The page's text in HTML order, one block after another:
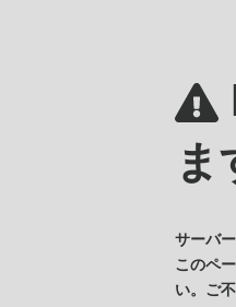
ま
サーバ
このペ
い。ご